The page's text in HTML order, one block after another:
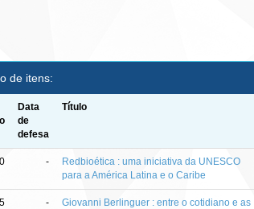
de itens:
Data
de
defesa
Título
-
Redbioética : uma iniciativa da UNESCO
para a América Latina e o Caribe
-
Giovanni Berlinguer : entre o cotidiano e as